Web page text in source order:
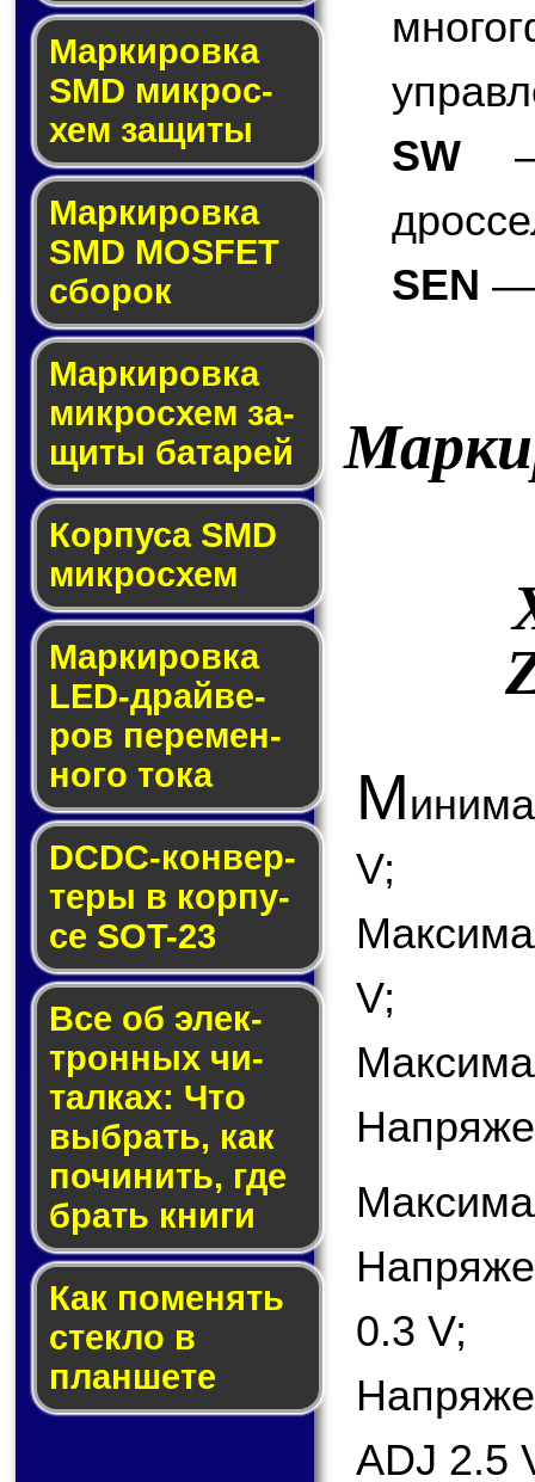
Мар­ки­ров­ка
SMD мик­рос­
хем защиты
Мар­ки­ров­ка
SMD MOSFET
сбо­рок
Мар­ки­ров­ка
мик­ро­схем за­
щи­ты ба­та­рей
Корпуса SMD
мик­ро­схем
Маркировка
LED-драй­ве­
ров пе­ре­мен­
но­го то­ка
DCDC-кон­вер­
те­ры в кор­пу­
се SOT-23
Все об элек­
трон­ных чи­
тал­ках: Что
выб­рать, как
по­чи­нить, где
брать кни­ги
Как по­ме­нять
стек­ло в
планшете
SW —
SEN —
М
V;
V;
0.3 V;
ADJ 2.5